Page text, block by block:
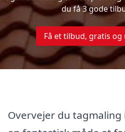
du få 3 gode
Få et tilbud, gratis
Overvejer du tagmaling